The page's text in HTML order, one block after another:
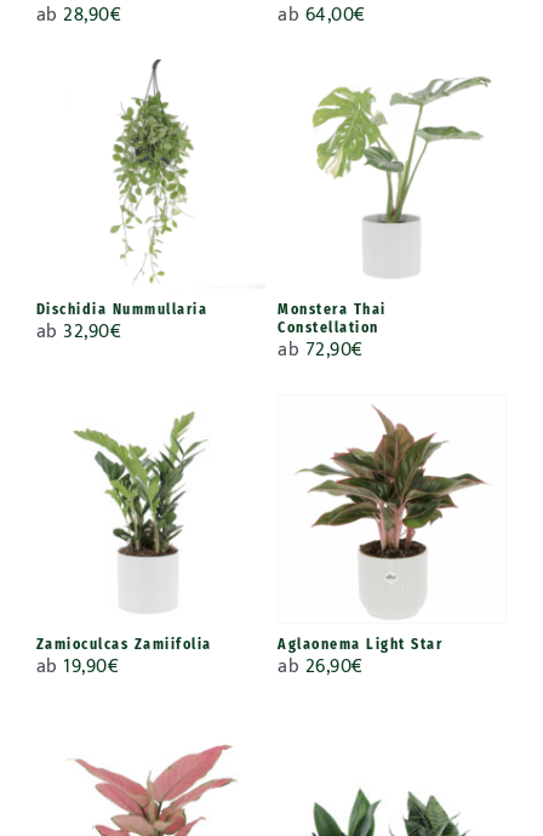
ab28,90€ ab 64,00€
Dischidia Nummullaria
ab32,90€
Monstera Thai
Constellation
ab 72,90€
Zamioculcas Zamiifolia
ab 19,90€
Aglaonema Light Star
ab 26,90€